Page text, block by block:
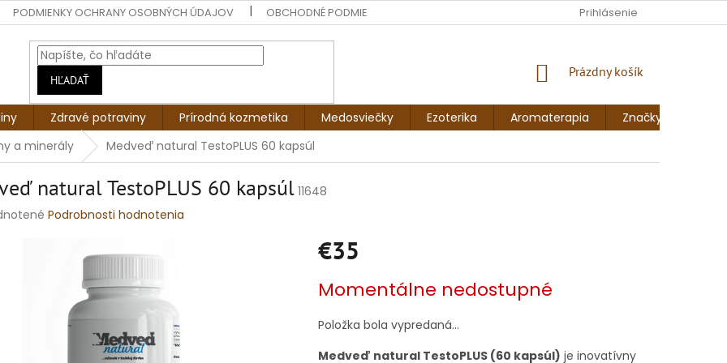
PODMIENKY OCHRANY OSOBNÝCH ÚDAJOV OBCHODNÉ PODMIENKY FORMULÁR NA ODSTÚPENIE OD ZMLUVY
Prihlásenie
HĽADAŤ
NÁKUPNÝ
Prázdny košík
Zdravé potraviny Prírodná kozmetika Medosviečky Ezoterika Aromaterapia Značky
a minerály Medveď natural TestoPLUS 60 kapsúl
natural TestoPLUS 60 kapsúl 11648
Podrobnosti hodnotenia
€35
cena:
Momentálne nedostupné
Položka bola vypredaná…
Medveď natural TestoPLUS (60 kapsúl) je inovatívny